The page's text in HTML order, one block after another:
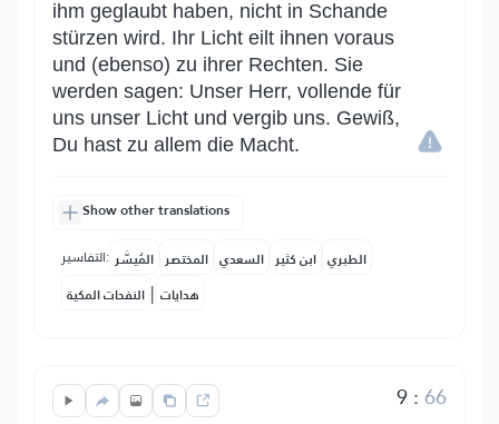
ihm geglaubt haben, nicht in Schande
stürzen wird. Ihr Licht eilt ihnen voraus
und (ebenso) zu ihrer Rechten. Sie
werden sagen: Unser Herr, vollende für
uns unser Licht und vergib uns. Gewiß,
Du hast zu allem die Macht.
Show other translations
التفاسير: المُيسَّر المختصر السعدي ابن كثير الطبري
النفحات المكية | هدايات
9:66